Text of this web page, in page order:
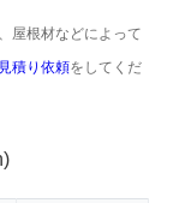
屋根材などによって
見積り依頼をしてくだ